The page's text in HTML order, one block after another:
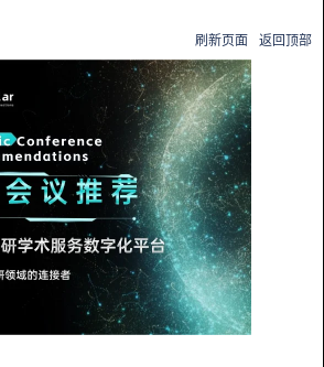
刷新页面 返回顶部